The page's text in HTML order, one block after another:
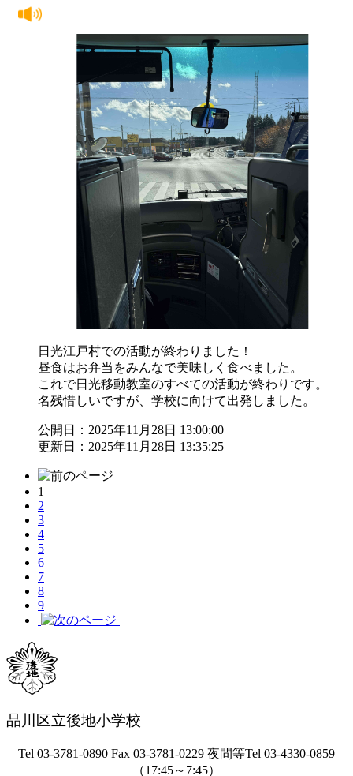
日光江戸村での活動が終わりました！
昼食はお弁当をみんなで美味しく食べました。
これで日光移動教室のすべての活動が終わりです。
名残惜しいですが、学校に向けて出発しました。
公開日：2025年11月28日 13:00:00
更新日：2025年11月28日 13:35:25
1
2
3
4
5
6
7
8
9
品川区立後地小学校
Tel 03-3781-0890 Fax 03-3781-0229 夜間等Tel 03-4330-0859
（17:45～7:45）